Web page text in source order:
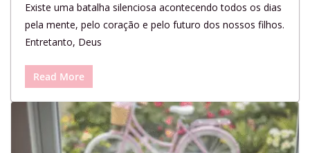
Existe uma batalha silenciosa acontecendo todos os dias
pela mente, pelo coração e pelo futuro dos nossos filhos.
Entretanto, Deus
Read More